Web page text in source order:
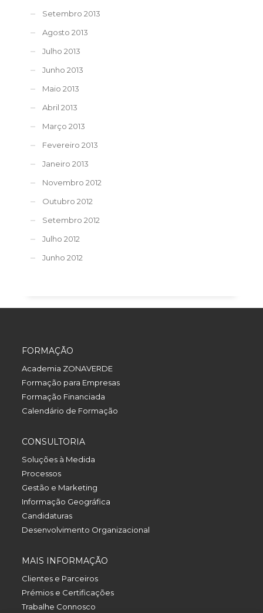
Setembro 2013
Agosto 2013
Julho 2013
Junho 2013
Maio 2013
Abril 2013
Março 2013
Fevereiro 2013
Janeiro 2013
Novembro 2012
Outubro 2012
Setembro 2012
Julho 2012
Junho 2012
FORMAÇÃO
Academia ZONAVERDE
Formação para Empresas
Formação Financiada
Calendário de Formação
CONSULTORIA
Soluções à Medida
Processos
Gestão e Marketing
Informação Geográfica
Candidaturas
Desenvolvimento Organizacional
MAIS INFORMAÇÃO
Clientes e Parceiros
Prémios e Certificações
Trabalhe Connosco